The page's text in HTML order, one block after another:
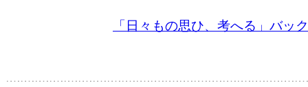
「日々もの思ひ、考へる」バッ